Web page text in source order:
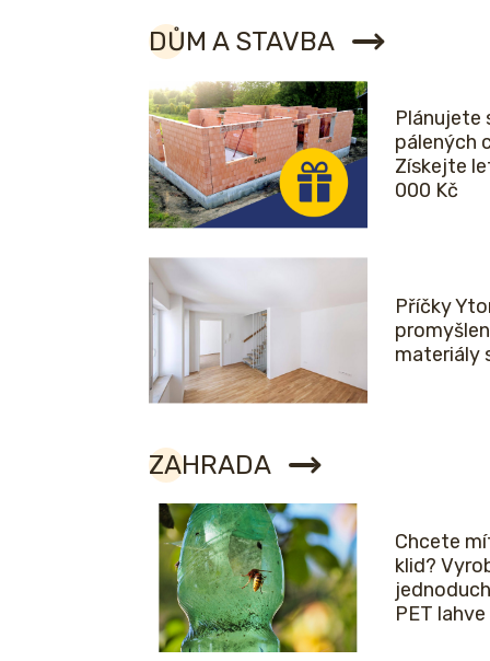
DŮM A STAVBA
Plánujete
pálených
Získejte
000 Kč
Příčky
materiály
ZAHRADA
Chcete
klid?
PET lahve